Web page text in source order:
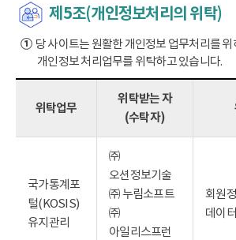
제5조(개인정보처리의 위탁)
①당 사이트는 원활한 개인정보 업무처리를 위
개인정보 처리업무를 위탁하고 있습니다.
위탁업무
위탁받는 자
(수탁자)
국가통계포
털(KOSIS)
유지관리
㈜
오션정보기술
㈜ 누림소프트
㈜
아일리스프런
회원
데이